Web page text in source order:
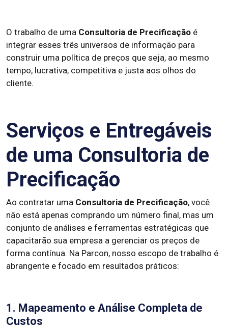
O trabalho de uma Consultoria de Precificação é
integrar esses três universos de informação para
construir uma política de preços que seja, ao mesmo
tempo, lucrativa, competitiva e justa aos olhos do
cliente.
Serviços e Entregáveis
de uma Consultoria de
Precificação
Ao contratar uma Consultoria de Precificação, você
não está apenas comprando um número final, mas um
conjunto de análises e ferramentas estratégicas que
capacitarão sua empresa a gerenciar os preços de
forma contínua. Na Parcon, nosso escopo de trabalho é
abrangente e focado em resultados práticos:
1. Mapeamento e Análise Completa de
Custos